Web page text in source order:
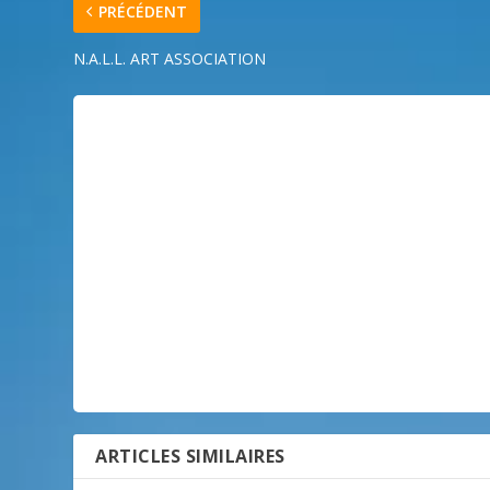
PRÉCÉDENT
N.A.L.L. ART ASSOCIATION
ARTICLES SIMILAIRES